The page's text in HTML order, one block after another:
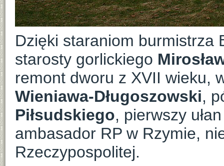
Dzięki staraniom burmistrza
starosty gorlickiego
remont dworu z XVII wieku,
Wieniawa-Długoszowski,
Piłsudskiego, pierwszy
ambasador RP w Rzymie,
Rzeczypospolitej.